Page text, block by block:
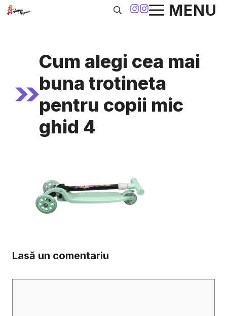
Sari
MENU
Cum alegi cea mai
buna trotineta
pentru copii mic
ghid 4
Lasă un comentariu